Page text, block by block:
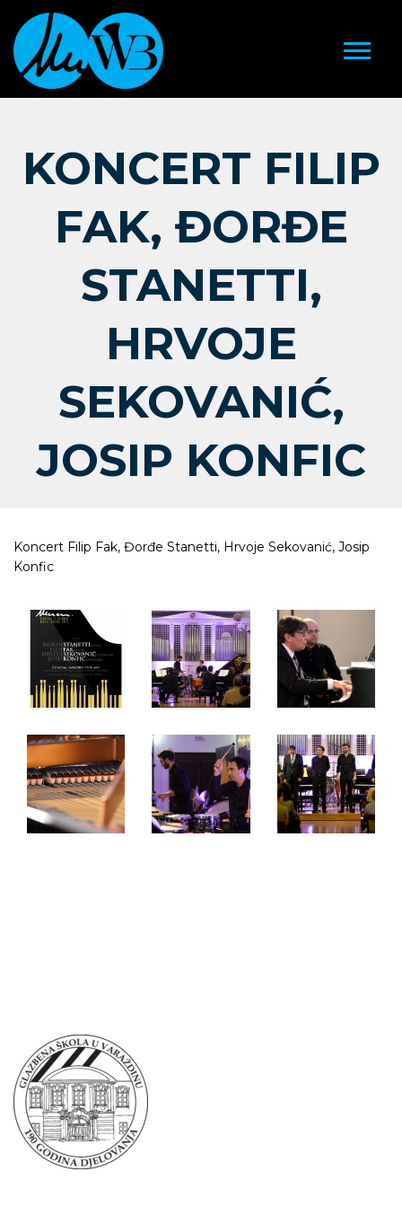
KONCERT FILIP
FAK, ĐORĐE
STANETTI,
HRVOJE
SEKOVANIĆ,
JOSIP KONFIC
Koncert Filip Fak, Đorđe Stanetti, Hrvoje Sekovanić, Josip
Konfic